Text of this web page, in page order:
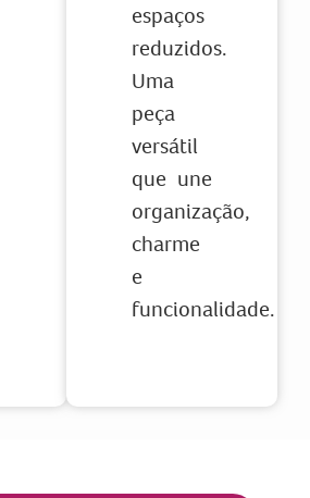
espaços
reduzidos.
Uma
peça
versátil
que une
organização,
charme
e
funcionalidade.